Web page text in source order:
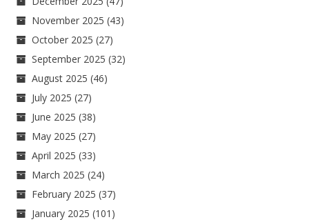
November 2025 (43)
October 2025 (27)
September 2025 (32)
August 2025 (46)
July 2025 (27)
June 2025 (38)
May 2025 (27)
April 2025 (33)
March 2025 (24)
February 2025 (37)
January 2025 (101)